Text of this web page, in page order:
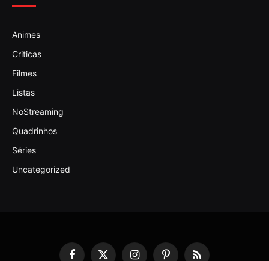
Animes
Criticas
Filmes
Listas
NoStreaming
Quadrinhos
Séries
Uncategorized